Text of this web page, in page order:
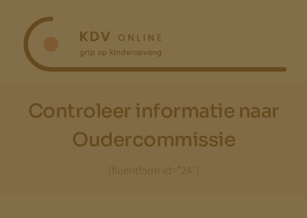
inhoud
Controleer informatie naar
Oudercommissie
[fluentform id=”24″]